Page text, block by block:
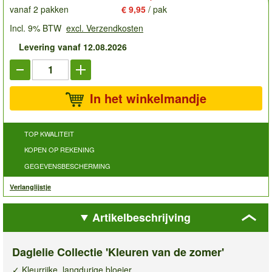
vanaf 2 pakken € 9,95 / pak
Incl. 9% BTW excl. Verzendkosten
Levering vanaf 12.08.2026
In het winkelmandje
TOP KWALITEIT
KOPEN OP REKENING
GEGEVENSBESCHERMING
Verlanglijstje
Artikelbeschrijving
Daglelie Collectie 'Kleuren van de zomer'
✓ Kleurrijke, langdurige bloeier